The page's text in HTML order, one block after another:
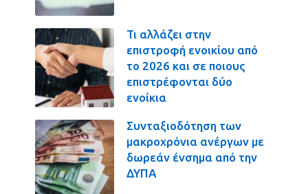
Τι αλλάζει στην
επιστροφή ενοικίου από
το 2026 και σε ποιους
επιστρέφονται δύο
ενοίκια
Συνταξιοδότηση των
μακροχρόνια ανέργων με
δωρεάν ένσημα από την
ΔΥΠΑ